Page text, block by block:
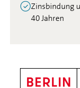
Zinsbindung
40 Jahren